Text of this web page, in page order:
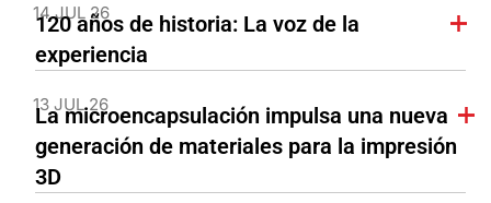
14 JUL 26
120 años de historia: La voz de la
experiencia
13 JUL 26
La microencapsulación impulsa una nueva
generación de materiales para la impresión
3D